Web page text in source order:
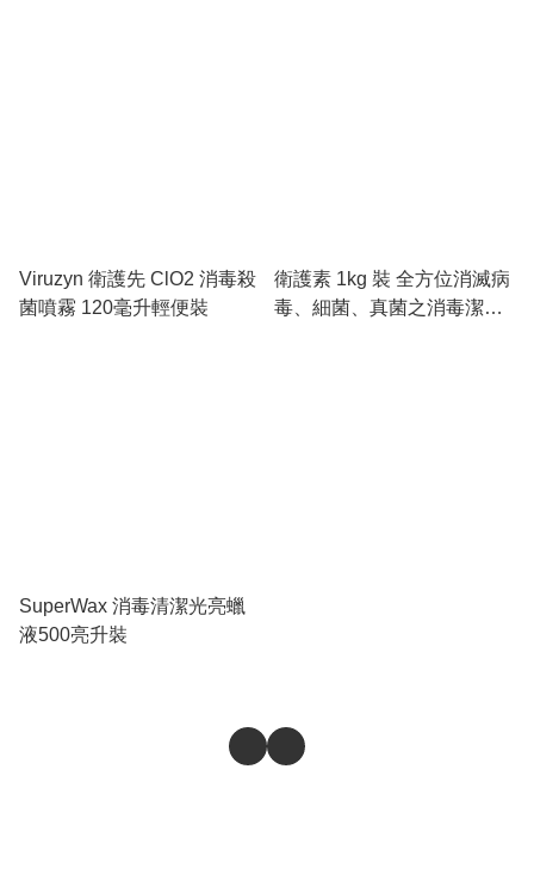
Viruzyn 衛護先 ClO2 消毒殺
菌噴霧 120毫升輕便裝
衛護素 1kg 裝 全方位消滅病
毒、細菌、真菌之消毒潔淨
SuperWax 消毒清潔光亮蠟
液500亮升裝